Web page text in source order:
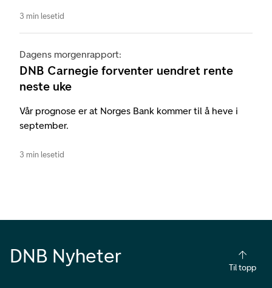
3 min lesetid
Dagens morgenrapport:
DNB Carnegie forventer uendret rente
neste uke
Vår prognose er at Norges Bank kommer til å heve i
september.
3 min lesetid
DNB Nyheter
Til topp